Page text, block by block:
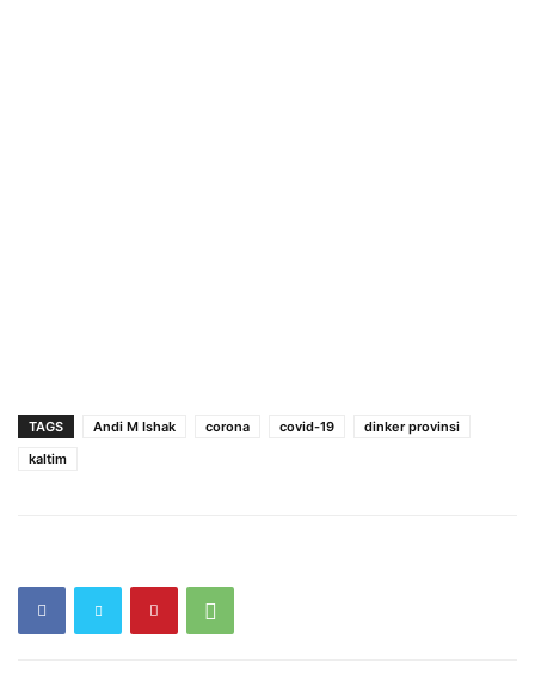
TAGS Andi M Ishak corona covid-19
dinker provinsi
kaltim